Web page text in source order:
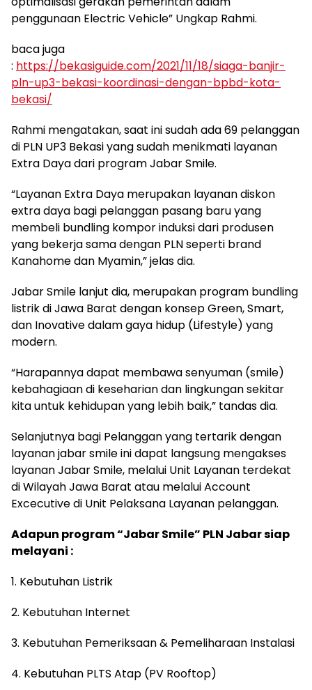
penggunaan Electric Vehicle” Ungkap Rahmi.
baca juga
: https://bekasiguide.com/2021/11/18/siaga-banjir-
pln-up3-bekasi-koordinasi-dengan-bpbd-kota-
bekasi/
Rahmi mengatakan, saat ini sudah ada 69 pelanggan
di PLN UP3 Bekasi yang sudah menikmati layanan
Extra Daya dari program Jabar Smile.
“Layanan Extra Daya merupakan layanan diskon
extra daya bagi pelanggan pasang baru yang
membeli bundling kompor induksi dari produsen
yang bekerja sama dengan PLN seperti brand
Kanahome dan Myamin,” jelas dia.
Jabar Smile lanjut dia, merupakan program bundling
listrik di Jawa Barat dengan konsep Green, Smart,
dan Inovative dalam gaya hidup (Lifestyle) yang
modern.
“Harapannya dapat membawa senyuman (smile)
kebahagiaan di keseharian dan lingkungan sekitar
kita untuk kehidupan yang lebih baik,” tandas dia.
Selanjutnya bagi Pelanggan yang tertarik dengan
layanan jabar smile ini dapat langsung mengakses
layanan Jabar Smile, melalui Unit Layanan terdekat
di Wilayah Jawa Barat atau melalui Account
Excecutive di Unit Pelaksana Layanan pelanggan.
Adapun program “Jabar Smile” PLN Jabar siap
melayani :
1. Kebutuhan Listrik
2. Kebutuhan Internet
3. Kebutuhan Pemeriksaan & Pemeliharaan Instalasi
4. Kebutuhan PLTS Atap (PV Rooftop)